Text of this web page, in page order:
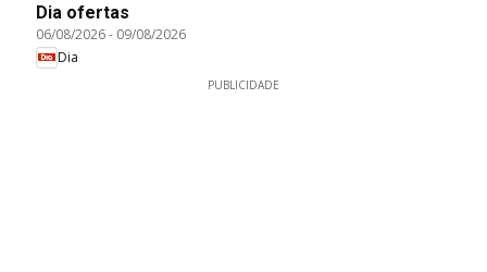
Dia ofertas
06/08/2026- 09/08/2026
Dia
PUBLICIDADE